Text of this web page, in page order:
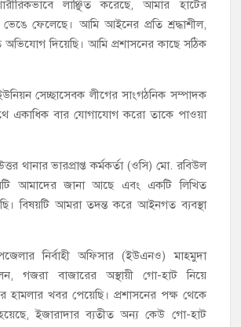
লাঞ্ছিত করেছে, আমার হাটের
ভেঙে ফেলেছে। আমি আইনের প্রতি শ্রদ্ধাশীল,
অভিযোগ দিয়েছি। আমি প্রশাসনের কাছে সঠিক
সেচ্ছাসেবক লীগের সাংগঠনিক সম্পাদক
একাধিক বার যোগাযোগ করো তাকে পাওয়া
থানার ভারপ্রাপ্ত কর্মকর্তা (ওসি) মো. রবিউল
আমাদের জানা আছে এবং একটি লিখিত
বিষয়টি আমরা তদন্ত করে আইনগত ব্যবস্থা
নির্বাহী অফিসার (ইউএনও) মাহমুদা
গজরা বাজারের অস্থায়ী গো-হাট নিয়ে
হামলার খবর পেয়েছি। প্রশাসনের পক্ষ থেকে
ইজারাদার ব্যতীত অন্য কেউ গো-হাট